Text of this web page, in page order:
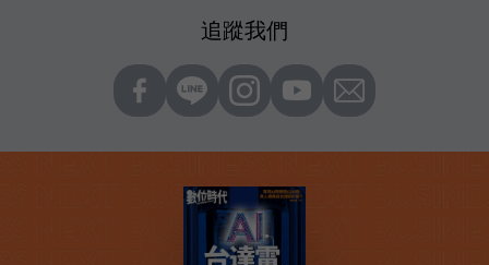
追蹤我們